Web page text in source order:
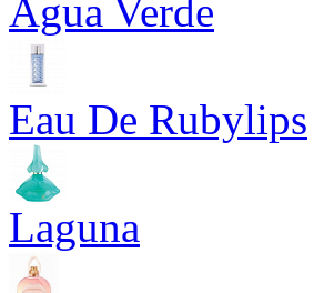
Agua Verde
Eau De Rubylips
Laguna